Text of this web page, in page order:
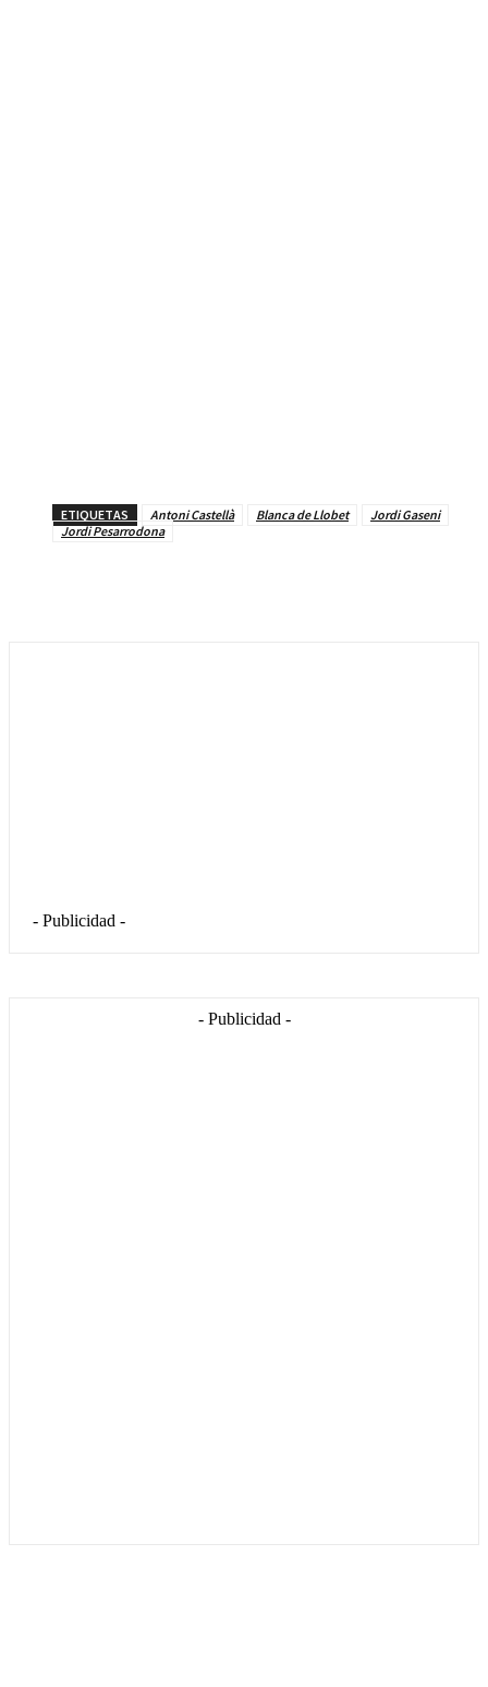
ETIQUETAS Antoni Castellà Blanca de Llobet
Jordi Gaseni
Jordi Pesarrodona
- Publicidad -
- Publicidad -